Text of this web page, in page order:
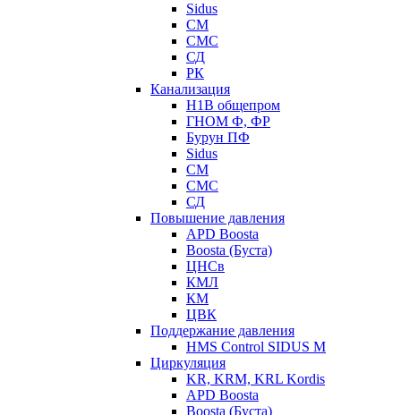
Sidus
СМ
СМС
СД
РК
Канализация
Н1В общепром
ГНОМ Ф, ФР
Бурун ПФ
Sidus
СМ
СМС
СД
Повышение давления
APD Boosta
Boosta (Буста)
ЦНСв
КМЛ
КМ
ЦВК
Поддержание давления
HMS Control SIDUS M
Циркуляция
KR, KRM, KRL Kordis
APD Boosta
Boosta (Буста)